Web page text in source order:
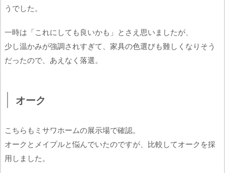
うでした。
一時は「これにしても良いかも」とさえ思いましたが、
少し温かみが強調されすぎて、家具の色選びも難しくなりそう
だったので、あえなく落選。
オーク
こちらもミサワホームの展示場で確認。
オークとメイプルと悩んでいたのですが、比較してオークを採
用しました。